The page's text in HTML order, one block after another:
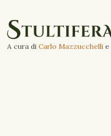
A cura di Carlo Mazzucchelli e